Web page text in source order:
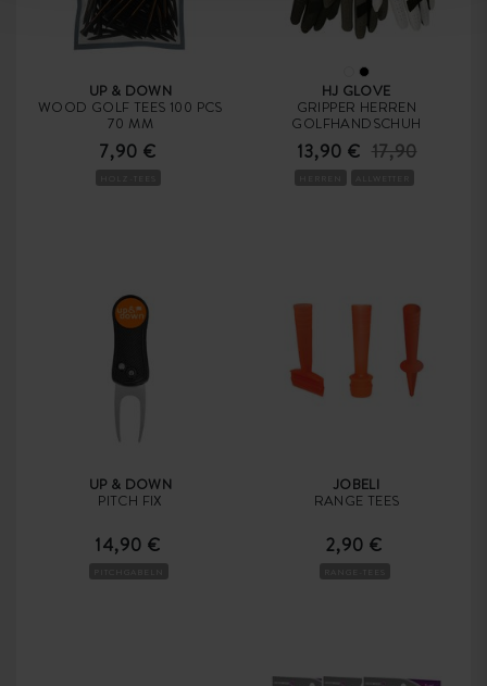
UP & DOWN
WOOD GOLF TEES 100 PCS
70 MM
7,90 €
HJ GLOVE
GRIPPER HERREN
GOLFHANDSCHUH
13,90 € 17,90
UP & DOWN
PITCH FIX
14,90 €
JOBELI
RANGE TEES
2,90 €